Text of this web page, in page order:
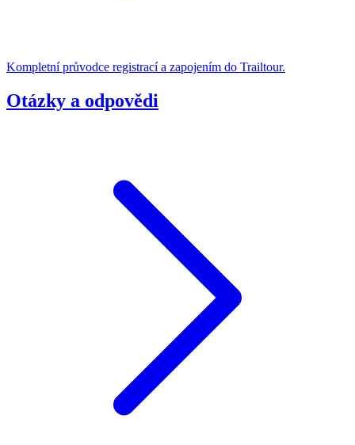
Kompletní průvodce registrací a zapojením do Trailtour.
Otázky a odpovědi